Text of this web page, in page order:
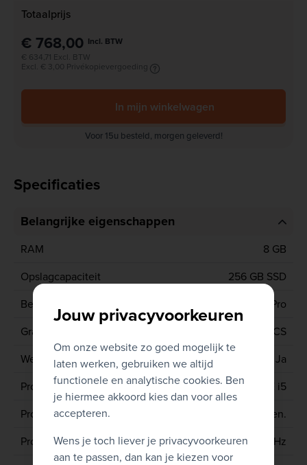
Totaalprijs
€ 768,00 Incl. BTW
€ 634,71 Excl. BTW
Excl. € 3,00 Privékopievergoeding
In mijn winkelwagen
Voor 15u besteld, morgen geleverd!
Specificaties
Belangrijke eigenschappen
RAM
8 GB
Opslagcapaciteit
256 GB SSD
Besturingssysteem
Windows 11 Pro
Grafische kaart
INTEL IRIS XE GRAPHICS
Webcam
Ja
Processor type
CORE i5
Processor generatie
13de gen.
Processor
1335U 1.3 GHz
Jouw privacyvoorkeuren
Om onze website zo goed mogelijk te
laten werken, gebruiken we altijd
functionele en analytische cookies. Ben
je hiermee akkoord kies dan voor alles
accepteren.
Wens je toch liever je privacyvoorkeuren
aan te passen, dan kan je kiezen voor